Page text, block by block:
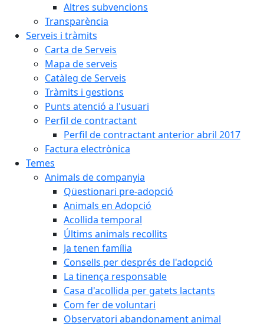
Altres subvencions
Transparència
Serveis i tràmits
Carta de Serveis
Mapa de serveis
Catàleg de Serveis
Tràmits i gestions
Punts atenció a l'usuari
Perfil de contractant
Perfil de contractant anterior abril 2017
Factura electrònica
Temes
Animals de companyia
Qüestionari pre-adopció
Animals en Adopció
Acollida temporal
Últims animals recollits
Ja tenen família
Consells per després de l'adopció
La tinença responsable
Casa d'acollida per gatets lactants
Com fer de voluntari
Observatori abandonament animal